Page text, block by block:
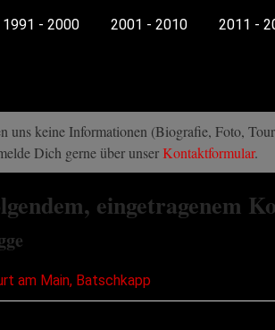
1991 - 2000 2001 - 2010 2011 -
uns keine Informationen (Biografie, Foto,
Dich gerne über unser Kontaktformular.
eingetragenem
am Main, Batschkapp